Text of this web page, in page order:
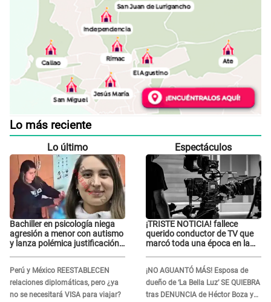
Lo más reciente
Lo último
Bachiller en psicología niega
agresión a menor con autismo
y lanza polémica justificación:
Perú y México REESTABLECEN
relaciones diplomáticas, pero ¿ya
no se necesitará VISA para viajar?
Espectáculos
¡TRISTE NOTICIA! fallece
querido conductor de TV que
marcó toda una época en la
repentino adiós
¡NO AGUANTÓ MÁS! Esposa de
dueño de ‘La Bella Luz’ SE QUIEBRA
tras DENUNCIA de Héctor Boza y